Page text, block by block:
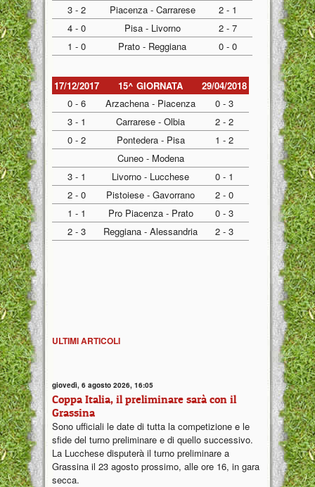
3 - 2
Piacenza - Carrarese
2 - 1
4 - 0
Pisa - Livorno
2 - 7
1 - 0
Prato - Reggiana 0 - 0
17/12/2017 15^ GIORNATA
29/04/2018
0 - 6
Arzachena - Piacenza
0 - 3
3 - 1
Carrarese - Olbia
2 - 2
0 - 2
Pontedera - Pisa
1 - 2
Cuneo - Modena
3 - 1
Livorno - Lucchese
0 - 1
2 - 0
Pistoiese - Gavorrano
2 - 0
1 - 1
Pro Piacenza - Prato
0 - 3
2 - 3
Reggiana - Alessandria 2 - 3
ULTIMI ARTICOLI
giovedì, 6 agosto 2026, 16:05
Coppa Italia, il preliminare sarà con il
Grassina
Sono ufficiali le date di tutta la competizione e le
sfide del turno preliminare e di quello successivo.
La Lucchese disputerà il turno preliminare a
Grassina il 23 agosto prossimo, alle ore 16, in gara
secca.